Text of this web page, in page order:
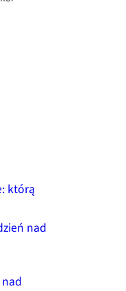
którą
nad